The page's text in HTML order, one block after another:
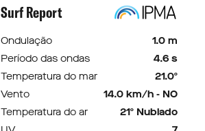
Surf Report
Ondulação
1.0 m
Período das ondas
4.6 s
Temperatura do mar
21.0º
Vento
14.0 km/h - NO
Temperatura do ar
21º Nublado